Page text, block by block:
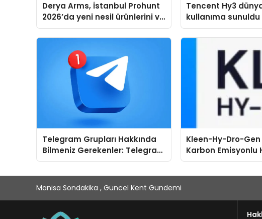
Derya Arms, İstanbul Prohunt
2026’da yeni nesil ürünlerini ve
global marka vizyonunu
sergiledi
Tencent Hy3
kullanıma sunuldu
Telegram Grupları Hakkında
Bilmeniz Gerekenler: Telegram
Kullanırken Topluluk Seçimini
Kleen-Hy-Dro-Gen
Karbon Emisyonlu
Isıtma
Manisa Sondakika , Güncel Kent Gündemi